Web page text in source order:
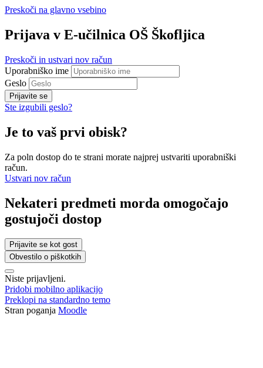
Preskoči na glavno vsebino
Prijava v E-učilnica OŠ Škofljica
Preskoči in ustvari nov račun
Uporabniško ime
Geslo
Prijavite se
Ste izgubili geslo?
Je to vaš prvi obisk?
Za poln dostop do te strani morate najprej ustvariti uporabniški
račun.
Ustvari nov račun
Nekateri predmeti morda omogočajo
gostujoči dostop
Prijavite se kot gost
Obvestilo o piškotkih
Niste prijavljeni.
Pridobi mobilno aplikacijo
Preklopi na standardno temo
Stran poganja Moodle